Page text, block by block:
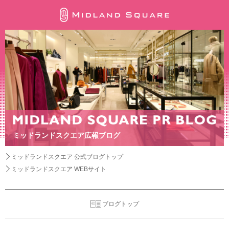
ミッドランドスクエア広報ブログ
ミッドランドスクエア 公式ブログトップ
ミッドランドスクエア WEBサイト
ブログトップ